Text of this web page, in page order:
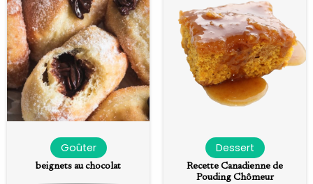
Goûter
beignets au chocolat
Dessert
Recette Canadienne de
Pouding Chômeur